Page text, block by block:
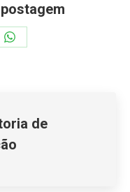
Share
de